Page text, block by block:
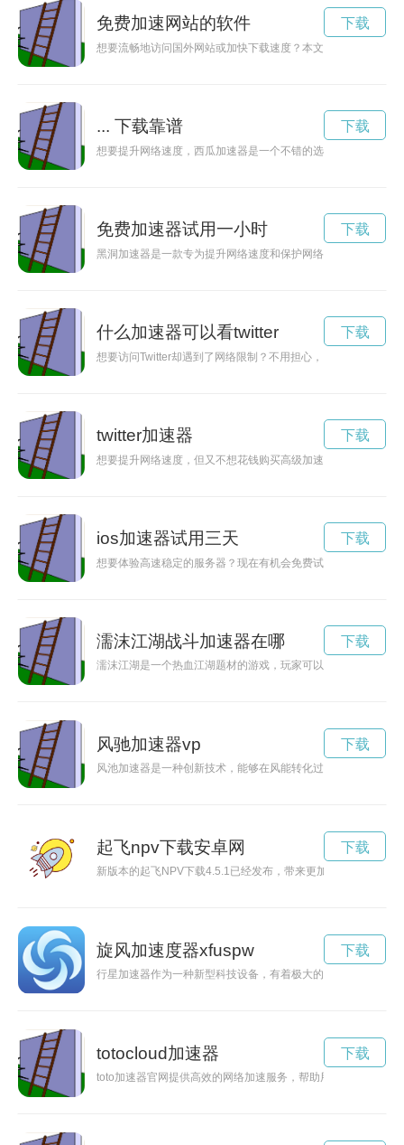
免费加速网站的软件
想要流畅地访问国外网站或加快下载速度？本文为您推荐几款
下载
... 下载靠谱
想要提升网络速度，西瓜加速器是一个不错的选择。那么，西
下载
免费加速器试用一小时
黑洞加速器是一款专为提升网络速度和保护网络安全而设计的
下载
什么加速器可以看twitter
想要访问Twitter却遇到了网络限制？不用担心，以下是一些可
下载
twitter加速器
想要提升网络速度，但又不想花钱购买高级加速器？不用担心
下载
ios加速器试用三天
想要体验高速稳定的服务器？现在有机会免费试用VPS服务7天
下载
濡沫江湖战斗加速器在哪
濡沫江湖是一个热血江湖题材的游戏，玩家可以在游戏中体验
下载
风驰加速器vp
风池加速器是一种创新技术，能够在风能转化过程中加速风力
下载
起飞npv下载安卓网
新版本的起飞NPV下载4.5.1已经发布，带来更加稳定和优化的
下载
旋风加速度器xfuspw
行星加速器作为一种新型科技设备，有着极大的科学研究意义
下载
totocloud加速器
tоtо加速器官网提供高效的网络加速服务，帮助用户畅享网络
下载